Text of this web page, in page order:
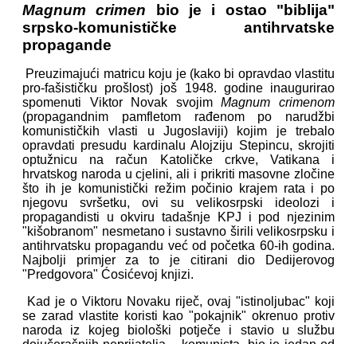
Magnum crimen bio je i ostao "biblija"
srpsko-komunističke antihrvatske
propagande
Preuzimajući matricu koju je (kako bi opravdao vlastitu
pro-fašističku prošlost) još 1948. godine inaugurirao
spomenuti Viktor Novak svojimMagnum crimenom
(propagandnim pamfletom rađenom po narudžbi
komunističkih vlasti u Jugoslaviji) kojim je trebalo
opravdati presudu kardinalu Alojziju Stepincu, skrojiti
optužnicu na račun Katoličke crkve, Vatikana i
hrvatskog naroda u cjelini, ali i prikriti masovne zločine
što ih je komunistički režim počinio krajem rata i po
njegovu svršetku, ovi su velikosrpski ideolozi i
propagandisti u okviru tadašnje KPJ i pod njezinim
"kišobranom" nesmetano i sustavno širili velikosrpsku i
antihrvatsku propagandu već od početka 60-ih godina.
Najbolji primjer za to je citirani dio Dedijerovog
"Predgovora" Ćosićevoj knjizi.
Kad je o Viktoru Novaku riječ, ovaj "istinoljubac" koji
se zarad vlastite koristi kao "pokajnik" okrenuo protiv
naroda iz kojeg biološki potječe i stavio u službu